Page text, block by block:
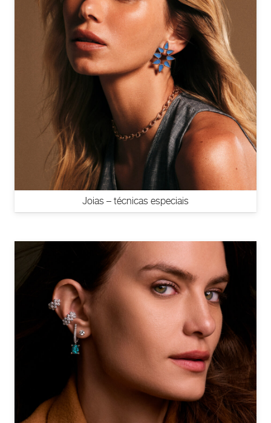
Joias – técnicas especiais